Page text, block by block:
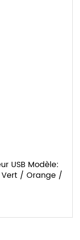
USB Modèle:
Vert / Orange /